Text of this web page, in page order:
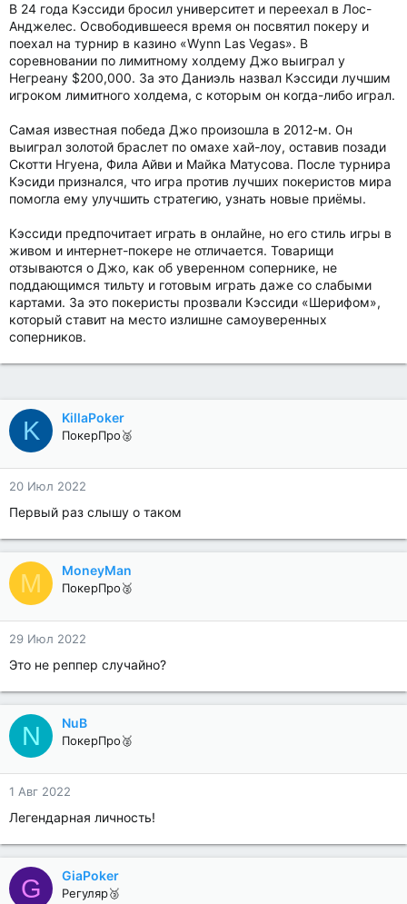
В 24 года Кэссиди бросил университет и переехал в Лос-
Анджелес. Освободившееся время он посвятил покеру и
поехал на турнир в казино «Wynn Las Vegas». В
соревновании по лимитному холдему Джо выиграл у
Негреану $200,000. За это Даниэль назвал Кэссиди лучшим
игроком лимитного холдема, с которым он когда-либо играл.
Самая известная победа Джо произошла в 2012-м. Он
выиграл золотой браслет по омахе хай-лоу, оставив позади
Скотти Нгуена, Фила Айви и Майка Матусова. После турнира
Кэсиди признался, что игра против лучших покеристов мира
помогла ему улучшить стратегию, узнать новые приёмы.
Кэссиди предпочитает играть в онлайне, но его стиль игры в
живом и интернет-покере не отличается. Товарищи
отзываются о Джо, как об уверенном сопернике, не
поддающимся тильту и готовым играть даже со слабыми
картами. За это покеристы прозвали Кэссиди «Шерифом»,
который ставит на место излишне самоуверенных
соперников.
K KillaPoker
ПокерПро🥈
20 Июл 2022
Первый раз слышу о таком
M MoneyMan
ПокерПро🥈
29 Июл 2022
Это не реппер случайно?
N NuB
ПокерПро🥈
1 Авг 2022
Легендарная личность!
G GiaPoker
Регуляр🥉